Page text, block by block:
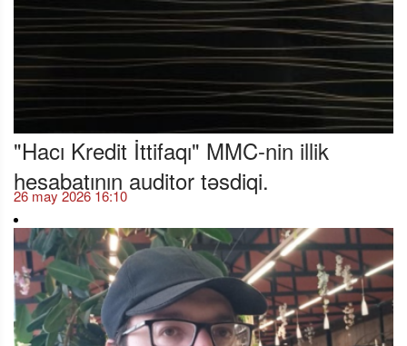
"Hacı Kredit İttifaqı" MMC-nin illik
hesabatının auditor təsdiqi.
26 may 2026 16:10